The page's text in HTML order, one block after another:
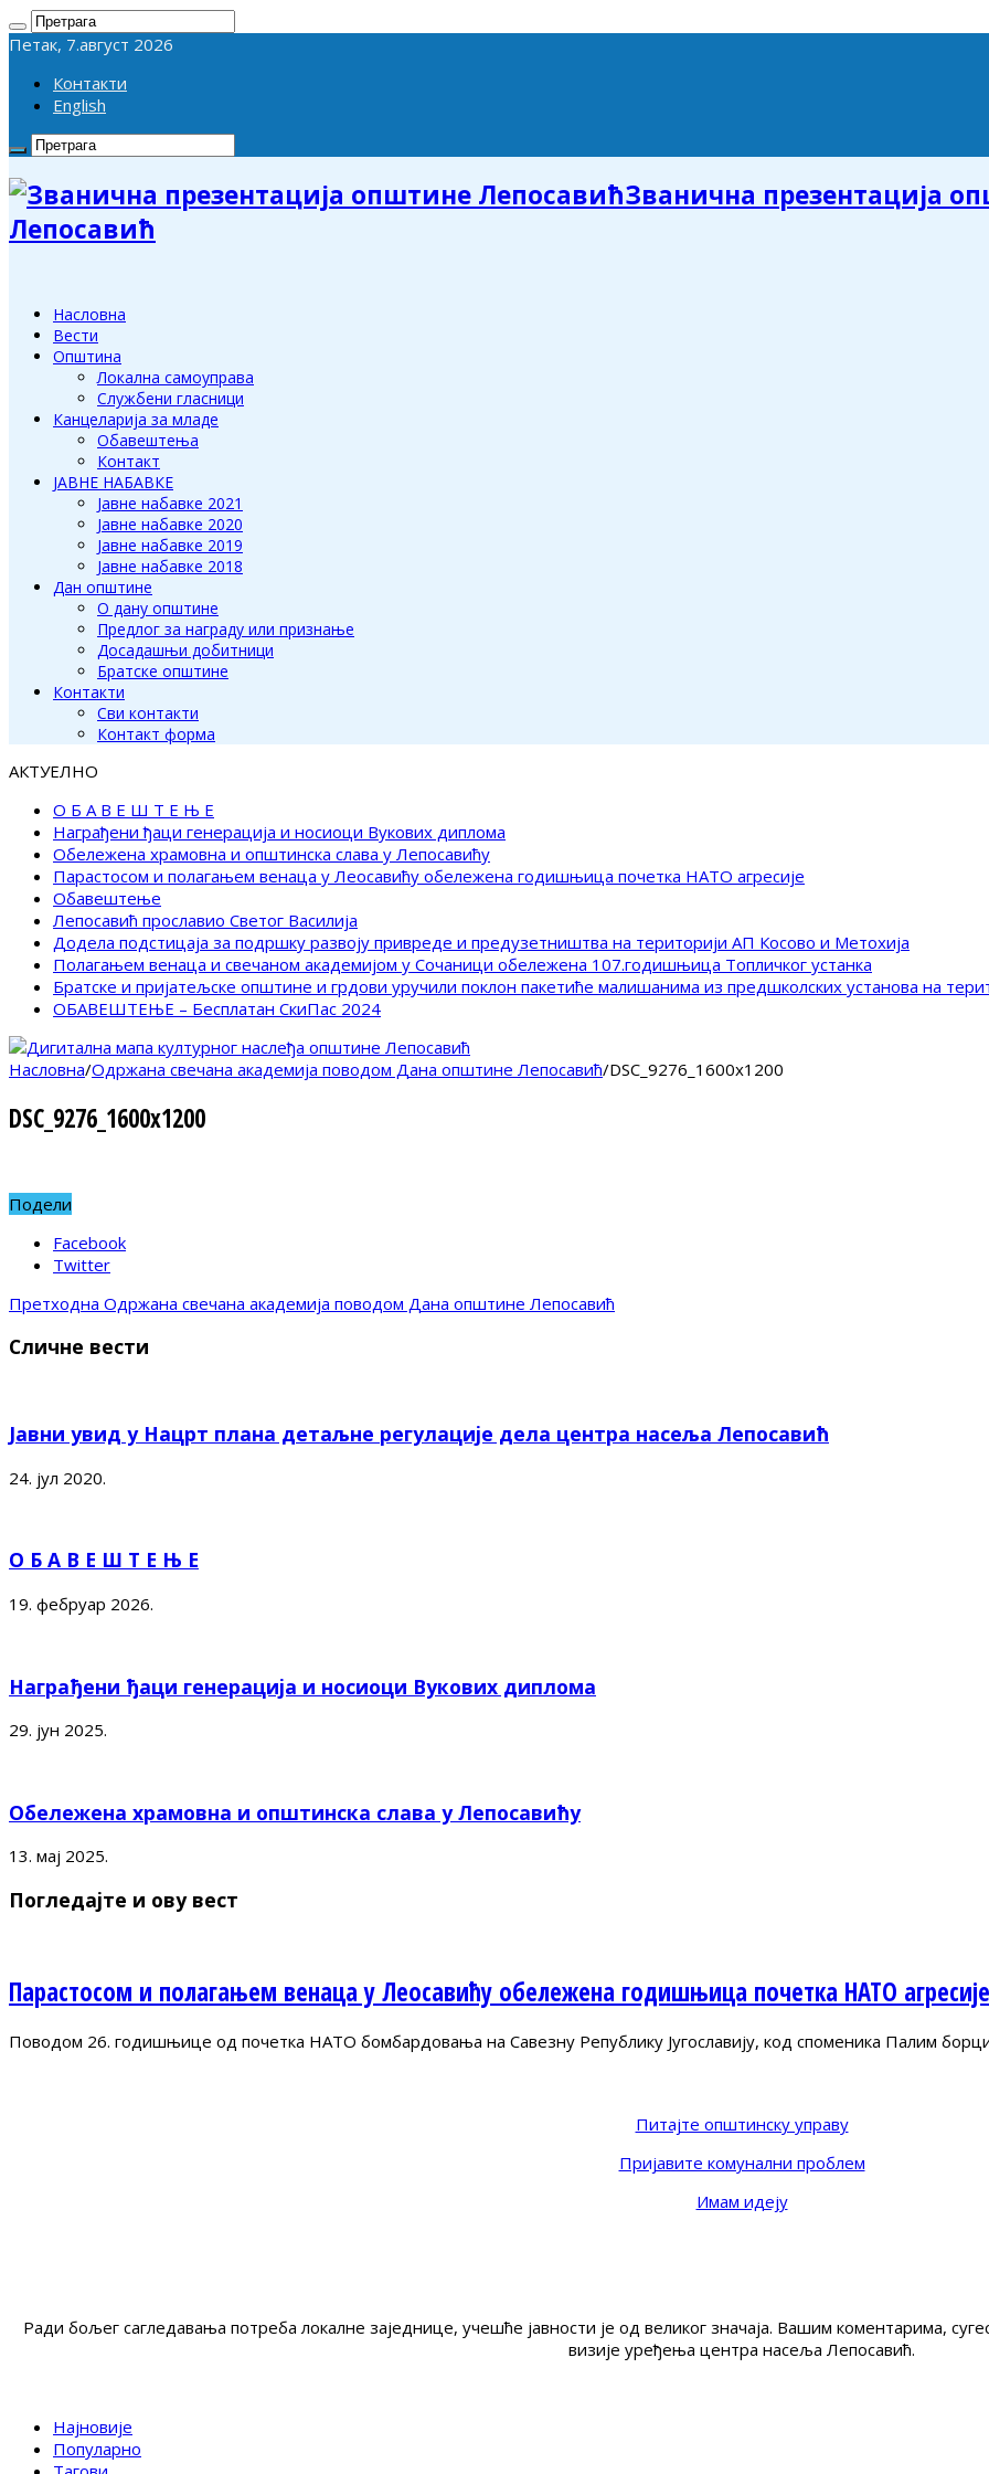
Петак, 7.август 2026
Контакти
English
Званична презентација
Лепосавић
Насловна
Вести
Општина
Локална самоуправа
Службени гласници
Канцеларија за младе
Обавештења
Контакт
ЈАВНЕ НАБАВКЕ
Јавне набавке 2021
Јавне набавке 2020
Јавне набавке 2019
Јавне набавке 2018
Дан општине
О дану општине
Предлог за награду или признање
Досадашњи добитници
Братске општине
Контакти
Сви контакти
Контакт форма
АКТУЕЛНО
О Б А В Е Ш Т Е Њ Е
Награђени ђаци генерација и носиоци Вукових диплома
Обележена храмовна и општинска слава у Лепосавићу
Парастосом и полагањем венаца у Леосавићу обележена годишњица почетка НАТО агресије
Обавештење
Лепосавић прославио Светог Василија
Додела подстицаја за подршку развоју привреде и предузетништва на територији АП Косово и Метохија
Полагањем венаца и свечаном академијом у Сочаници обележена 107.годишњица Топличког устанка
Братске и пријатељске општине и грдови уручили поклон пакетиће малишанима из предшколских установа на
ОБАВЕШТЕЊЕ – Бесплатан СкиПас 2024
Насловна/Одржана свечана академија поводом Дана општине Лепосавић/DSC_9276_1600x1200
DSC_9276_1600x1200
Подели
Facebook
Twitter
Претходна Одржана свечана академија поводом Дана општине Лепосавић
Сличне вести
Јавни увид у Нацрт плана детаљне регулације дела центра насеља Лепосавић
24. јул 2020.
О Б А В Е Ш Т Е Њ Е
19. фебруар 2026.
Награђени ђаци генерација и носиоци Вукових диплома
29. јун 2025.
Обележена храмовна и општинска слава у Лепосавићу
13. мај 2025.
Погледајте и ову вест
Парастосом и полагањем венаца у Леосавићу обележена годишњица почетка НАТО агресије
Поводом 26. годишњице од почетка НАТО бомбардовања на Савезну Републику Југославију, код споменика Палим
Питајте општинску управу
Пријавите комунални проблем
Имам идеју
Ради бољег сагледавања потреба локалне заједнице, учешће јавности је од великог значаја. Вашим коментарима,
визије уређења центра насеља Лепосавић.
Најновије
Популарно